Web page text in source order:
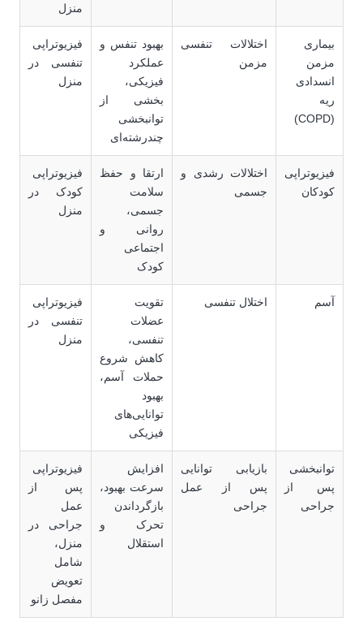
منزل
بیماری
مزمن
انسدادی
ریه
(COPD)
اختلالات تنفسی
مزمن
بهبود تنفس و
عملکرد
فیزیکی،
بخشی از
توانبخشی
چندرشته‌ای
فیزیوتراپی
تنفسی در
منزل
فیزیوتراپی
کودکان
اختلالات رشدی و
جسمی
ارتقا و حفظ
سلامت
جسمی،
روانی و
اجتماعی
کودک
فیزیوتراپی
کودک در
منزل
آسم اختلال تنفسی
تقویت
عضلات
تنفسی،
کاهش شروع
حملات آسم،
بهبود
توانایی‌های
فیزیکی
فیزیوتراپی
تنفسی در
منزل
توانبخشی
پس از
جراحی
بازیابی توانایی
پس از عمل
جراحی
افزایش
سرعت بهبود،
بازگرداندن
تحرک و
استقلال
فیزیوتراپی
پس از
عمل
جراحی در
منزل،
شامل
تعویض
مفصل زانو